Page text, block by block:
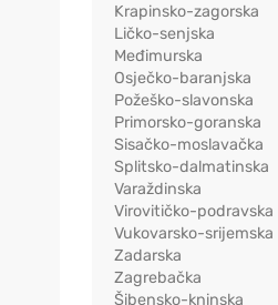
Krapinsko-zagorska
Ličko-senjska
Međimurska
Osječko-baranjska
Požeško-slavonska
Primorsko-goranska
Sisačko-moslavačka
Splitsko-dalmatinska
Varaždinska
Virovitičko-podravska
Vukovarsko-srijemska
Zadarska
Zagrebačka
Šibensko-kninska